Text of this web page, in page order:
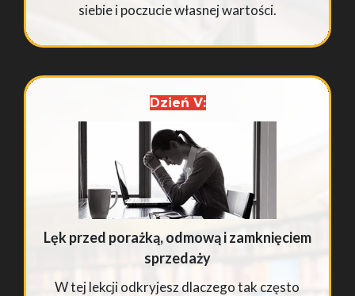
siebie i poczucie własnej wartości.
Dzień V:
Lęk przed porażką, odmową i zamknięciem
sprzedaży
W tej lekcji odkryjesz dlaczego tak często